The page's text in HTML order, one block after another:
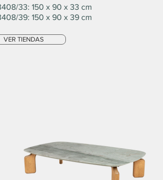
33: 150 x 90 x 33 cm
39: 150 x 90 x 39 cm
VER TIENDAS